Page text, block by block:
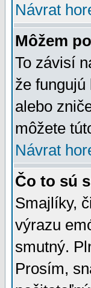
Návrat
Môžem
To závisí
že fungujú
alebo
môžete
Návrat
Čo to sú
Smajlíky,
výrazu
smutný.
Prosím,